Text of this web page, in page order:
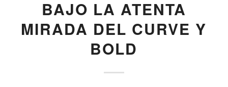
BAJO LA ATENTA
MIRADA DEL CURVE Y
BOLD